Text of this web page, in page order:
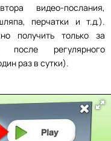
видео-послания,
перчатки и т.д.).
получить только за
после регулярного
раз в сутки).